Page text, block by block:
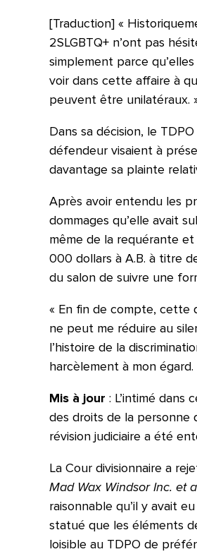
[Traduction] «
2SLGBTQ+ n’ont pas
simplement parce
voir dans cette affaire à
peuvent être unilatéraux.
Dans sa décision, le
défendeur visaient à
davantage sa plainte
Après avoir entendu les
dommages qu’elle avait
même de la requérante
000 dollars à A.B. à titre
du salon de suivre une
« En fin de compte, cette
ne peut me réduire au
l’histoire de la
harcèlement à mon égard.
Mis à jour : L’intimé dans
des droits de la personne
révision judiciaire a été
La Cour divisionnaire a
Mad Wax Windsor Inc. et
raisonnable qu’il y avait
statué que les éléments
loisible au TDPO de